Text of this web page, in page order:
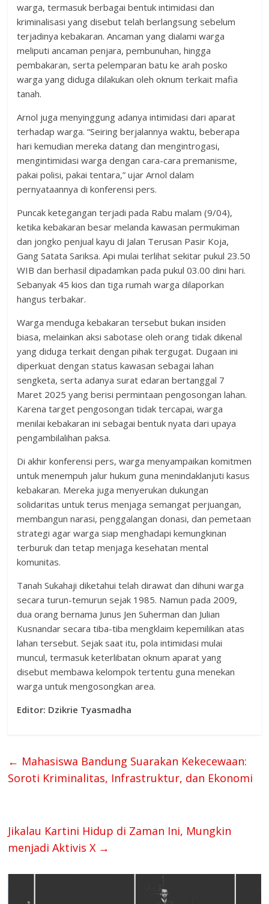
warga, termasuk berbagai bentuk intimidasi dan
kriminalisasi yang disebut telah berlangsung sebelum
terjadinya kebakaran. Ancaman yang dialami warga
meliputi ancaman penjara, pembunuhan, hingga
pembakaran, serta pelemparan batu ke arah posko
warga yang diduga dilakukan oleh oknum terkait mafia
tanah.
Arnol juga menyinggung adanya intimidasi dari aparat
terhadap warga. “Seiring berjalannya waktu, beberapa
hari kemudian mereka datang dan mengintrogasi,
mengintimidasi warga dengan cara-cara premanisme,
pakai polisi, pakai tentara,” ujar Arnol dalam
pernyataannya di konferensi pers.
Puncak ketegangan terjadi pada Rabu malam (9/04),
ketika kebakaran besar melanda kawasan permukiman
dan jongko penjual kayu di Jalan Terusan Pasir Koja,
Gang Satata Sariksa. Api mulai terlihat sekitar pukul 23.50
WIB dan berhasil dipadamkan pada pukul 03.00 dini hari.
Sebanyak 45 kios dan tiga rumah warga dilaporkan
hangus terbakar.
Warga menduga kebakaran tersebut bukan insiden
biasa, melainkan aksi sabotase oleh orang tidak dikenal
yang diduga terkait dengan pihak tergugat. Dugaan ini
diperkuat dengan status kawasan sebagai lahan
sengketa, serta adanya surat edaran bertanggal 7
Maret 2025 yang berisi permintaan pengosongan lahan.
Karena target pengosongan tidak tercapai, warga
menilai kebakaran ini sebagai bentuk nyata dari upaya
pengambilalihan paksa.
Di akhir konferensi pers, warga menyampaikan komitmen
untuk menempuh jalur hukum guna menindaklanjuti kasus
kebakaran. Mereka juga menyerukan dukungan
solidaritas untuk terus menjaga semangat perjuangan,
membangun narasi, penggalangan donasi, dan pemetaan
strategi agar warga siap menghadapi kemungkinan
terburuk dan tetap menjaga kesehatan mental
komunitas.
Tanah Sukahaji diketahui telah dirawat dan dihuni warga
secara turun-temurun sejak 1985. Namun pada 2009,
dua orang bernama Junus Jen Suherman dan Julian
Kusnandar secara tiba-tiba mengklaim kepemilikan atas
lahan tersebut. Sejak saat itu, pola intimidasi mulai
muncul, termasuk keterlibatan oknum aparat yang
disebut membawa kelompok tertentu guna menekan
warga untuk mengosongkan area.
Editor: Dzikrie Tyasmadha
← Mahasiswa Bandung Suarakan Kekecewaan:
Soroti Kriminalitas, Infrastruktur, dan Ekonomi
Jikalau Kartini Hidup di Zaman Ini, Mungkin
menjadi Aktivis X →